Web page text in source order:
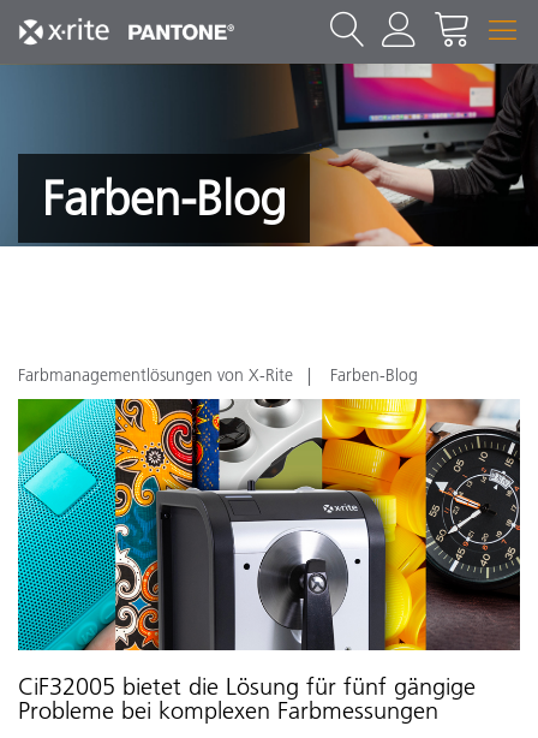
Farben-Blog
Farbmanagementlösungen von X-Rite Farben-Blog
CiF32005 bietet die Lösung für fünf gängige
Probleme bei komplexen Farbmessungen